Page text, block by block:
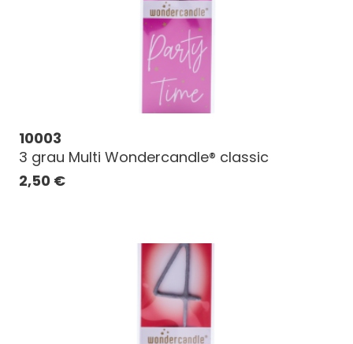
10003
3 grau Multi Wondercandle® classic
2,50 €